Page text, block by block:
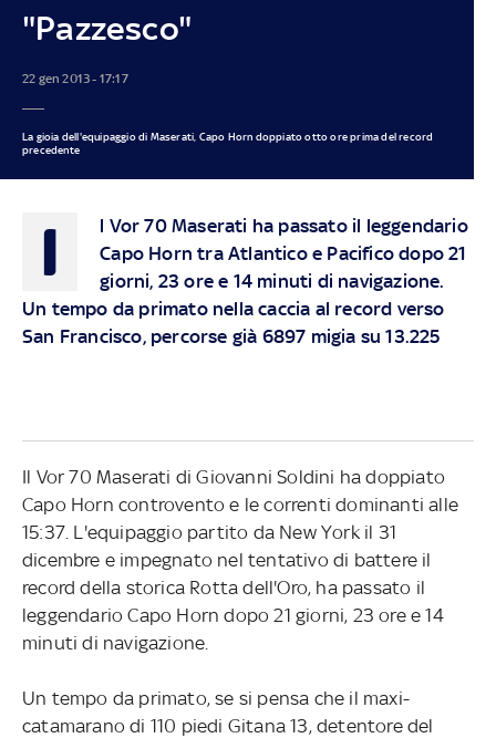
"Pazzesco"
22 gen 2013 - 17:17
La gioia dell'equipaggio di Maserati, Capo Horn doppiato otto ore prima del record
precedente
I
l Vor 70 Maserati ha passato il leggendario
Capo Horn tra Atlantico e Pacifico dopo 21
giorni, 23 ore e 14 minuti di navigazione.
Un tempo da primato nella caccia al record verso
San Francisco, percorse già 6897 migia su 13.225
Il Vor 70 Maserati di Giovanni Soldini ha doppiato
Capo Horn controvento e le correnti dominanti alle
15:37. L'equipaggio partito da New York il 31
dicembre e impegnato nel tentativo di battere il
record della storica Rotta dell'Oro, ha passato il
leggendario Capo Horn dopo 21 giorni, 23 ore e 14
minuti di navigazione.
Un tempo da primato, se si pensa che il maxi-
catamarano di 110 piedi Gitana 13, detentore del